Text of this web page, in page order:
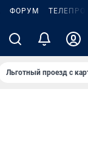
ФОРУМ
Льготный проезд с